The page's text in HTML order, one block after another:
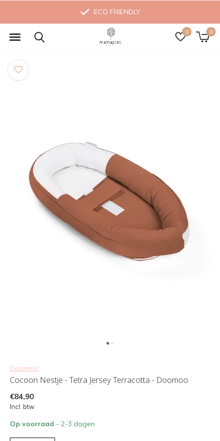
0 0
ECO FRIENDLY
Doomoo
Cocoon Nestje - Tetra Jersey Terracotta - Doomoo
€84,90
Incl. btw
Op voorraad - 2-3 dagen